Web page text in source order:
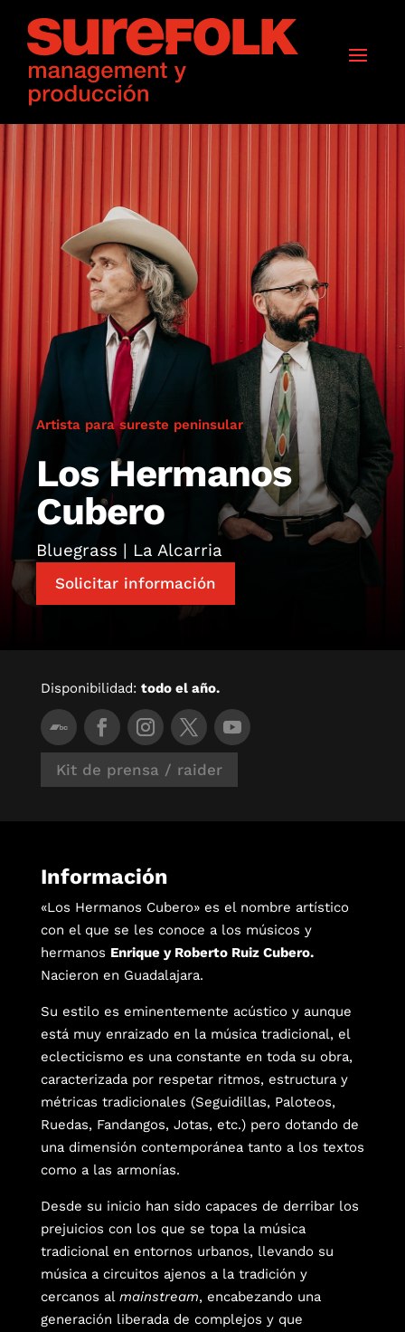
Artista para sureste peninsular
Los Hermanos
Cubero
Bluegrass | La Alcarria
Solicitar información
Disponibilidad: todo el año.
Kit de prensa / raider
Información
«Los Hermanos Cubero» es el nombre artístico
con el que se les conoce a los músicos y
hermanos Enrique y Roberto Ruiz Cubero.
Nacieron en Guadalajara.
Su estilo es eminentemente acústico y aunque
está muy enraizado en la música tradicional, el
eclecticismo es una constante en toda su obra,
caracterizada por respetar ritmos, estructura y
métricas tradicionales (Seguidillas, Paloteos,
Ruedas, Fandangos, Jotas, etc.) pero dotando de
una dimensión contemporánea tanto a los textos
como a las armonías.
Desde su inicio han sido capaces de derribar los
prejuicios con los que se topa la música
tradicional en entornos urbanos, llevando su
música a circuitos ajenos a la tradición y
cercanos al mainstream, encabezando una
generación liberada de complejos y que